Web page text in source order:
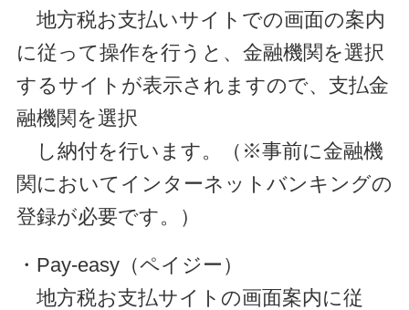
地方税お支払いサイトでの画面の案内
に従って操作を行うと、金融機関を選択
するサイトが表示されますので、支払金
融機関を選択
し納付を行います。（※事前に金融機
関においてインターネットバンキングの
登録が必要です。）
・Pay-easy（ペイジー）
地方税お支払サイトの画面案内に従